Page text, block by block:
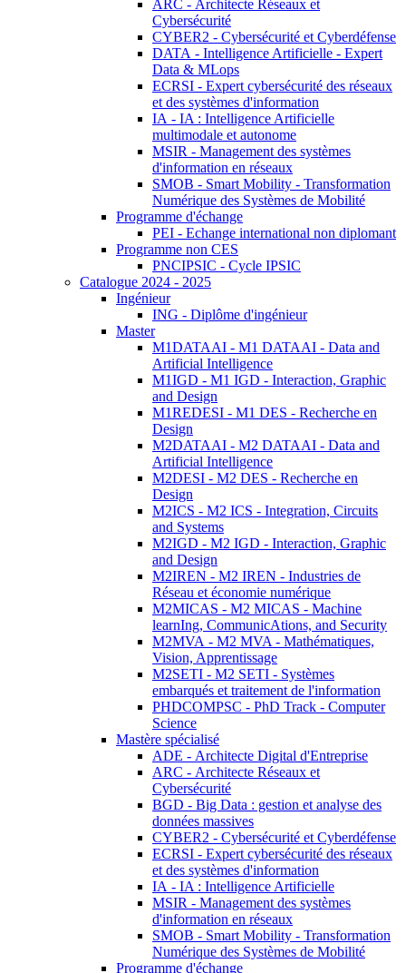
ARC - Architecte Réseaux et
Cybersécurité
CYBER2 - Cybersécurité et Cyberdéfense
DATA - Intelligence Artificielle - Expert
Data & MLops
ECRSI - Expert cybersécurité des réseaux
et des systèmes d'information
IA - IA : Intelligence Artificielle
multimodale et autonome
MSIR - Management des systèmes
d'information en réseaux
SMOB - Smart Mobility - Transformation
Numérique des Systèmes de Mobilité
Programme d'échange
PEI - Echange international non diplomant
Programme non CES
PNCIPSIC - Cycle IPSIC
Catalogue 2024 - 2025
Ingénieur
ING - Diplôme d'ingénieur
Master
M1DATAAI - M1 DATAAI - Data and
Artificial Intelligence
M1IGD - M1 IGD - Interaction, Graphic
and Design
M1REDESI - M1 DES - Recherche en
Design
M2DATAAI - M2 DATAAI - Data and
Artificial Intelligence
M2DESI - M2 DES - Recherche en
Design
M2ICS - M2 ICS - Integration, Circuits
and Systems
M2IGD - M2 IGD - Interaction, Graphic
and Design
M2IREN - M2 IREN - Industries de
Réseau et économie numérique
M2MICAS - M2 MICAS - Machine
learnIng, CommunicAtions, and Security
M2MVA - M2 MVA - Mathématiques,
Vision, Apprentissage
M2SETI - M2 SETI - Systèmes
embarqués et traitement de l'information
PHDCOMPSC - PhD Track - Computer
Science
Mastère spécialisé
ADE - Architecte Digital d'Entreprise
ARC - Architecte Réseaux et
Cybersécurité
BGD - Big Data : gestion et analyse des
données massives
CYBER2 - Cybersécurité et Cyberdéfense
ECRSI - Expert cybersécurité des réseaux
et des systèmes d'information
IA - IA : Intelligence Artificielle
MSIR - Management des systèmes
d'information en réseaux
SMOB - Smart Mobility - Transformation
Numérique des Systèmes de Mobilité
Programme d'échange